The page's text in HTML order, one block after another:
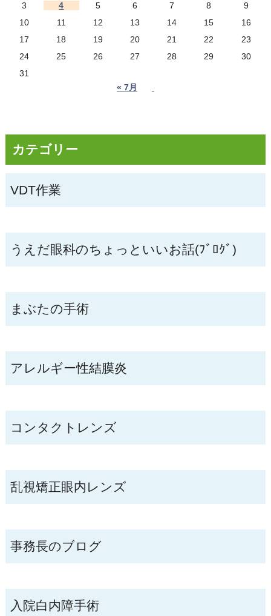
3 4 5 6 7 8
9
10
11 12 13 14 15
16
17
18 19 20 21 22
23
24
25 26 27 28 29
30
31
« 7月
カテゴリー
VDT作業
うえだ眼科のちょっといいお話(ﾌﾞﾛｸﾞ)
まぶたの手術
アレルギー性結膜炎
コンタクトレンズ
乱視矯正眼内レンズ
事務長のブログ
入院白内障手術